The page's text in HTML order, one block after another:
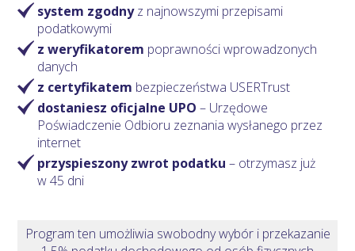
system zgodnyz najnowszymi przepisami
podatkowymi
z weryfikatorem poprawności wprowadzonych
danych
z certyfikatem bezpieczeństwa USERTrust
dostaniesz oficjalne UPO – Urzędowe
Poświadczenie Odbioru zeznania wysłanego przez
internet
przyspieszony zwrot podatku – otrzymasz już
w 45 dni
Program ten umożliwia swobodny wybór i przekazanie